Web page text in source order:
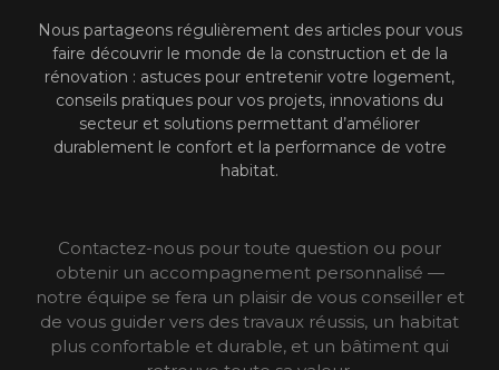
Nous partageons régulièrement des articles pour vous
faire découvrir le monde de la construction et de la
rénovation : astuces pour entretenir votre logement,
conseils pratiques pour vos projets, innovations du
secteur et solutions permettant d’améliorer
durablement le confort et la performance de votre
habitat.
Contactez-nous pour toute question ou pour
obtenir un accompagnement personnalisé —
notre équipe se fera un plaisir de vous conseiller et
de vous guider vers des travaux réussis, un habitat
plus confortable et durable, et un bâtiment qui